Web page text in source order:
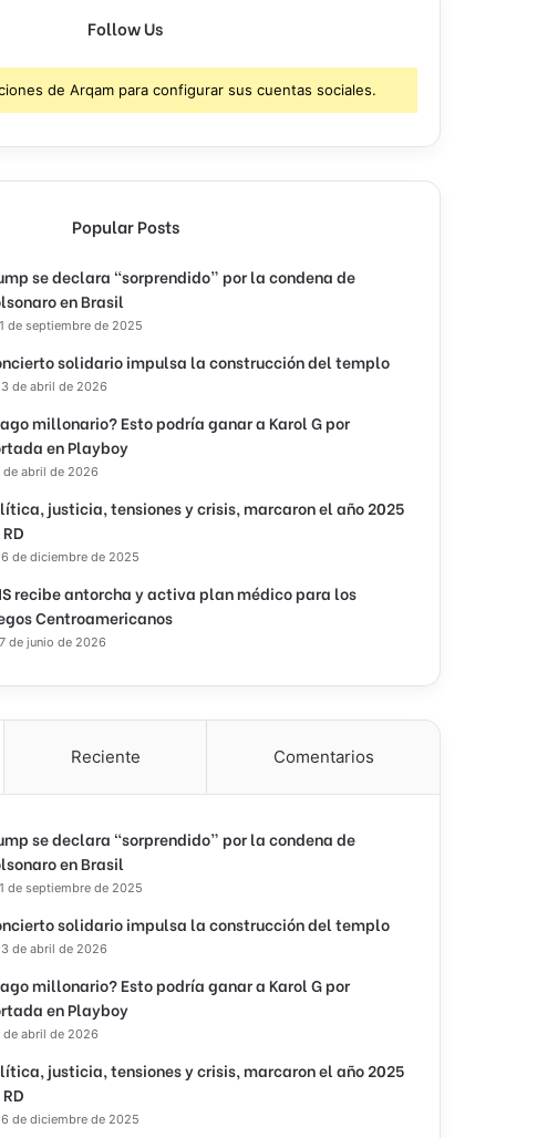
Follow Us
de Arqam para configurar sus cuentas sociales.
Popular Posts
se declara “sorprendido” por la condena de
en Brasil
de septiembre de 2025
solidario impulsa la construcción del templo
de abril de 2026
millonario? Esto podría ganar a Karol G por
en Playboy
de abril de 2026
justicia, tensiones y crisis, marcaron el año 2025
de diciembre de 2025
recibe antorcha y activa plan médico para los
Centroamericanos
de junio de 2026
Reciente Comentarios
se declara “sorprendido” por la condena de
en Brasil
de septiembre de 2025
solidario impulsa la construcción del templo
de abril de 2026
millonario? Esto podría ganar a Karol G por
en Playboy
de abril de 2026
justicia, tensiones y crisis, marcaron el año 2025
de diciembre de 2025